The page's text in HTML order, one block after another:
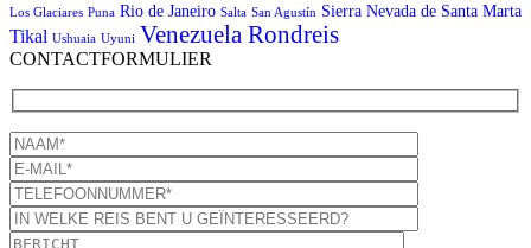
Los Glaciares Puna Rio de Janeiro Salta San Agustín Sierra Nevada de Santa Marta
Tikal Ushuaia Uyuni Venezuela Rondreis
CONTACTFORMULIER